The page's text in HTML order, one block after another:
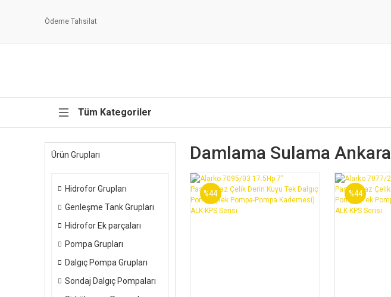
Ödeme Tahsilat
Tüm Kategoriler
Ürün Grupları
Hidrofor Grupları
Genleşme Tank Grupları
Hidrofor Ek parçaları
Pompa Grupları
Dalgıç Pompa Grupları
Sondaj Dalgıç Pompaları
Damlama Sulama Ankara
%44 %44